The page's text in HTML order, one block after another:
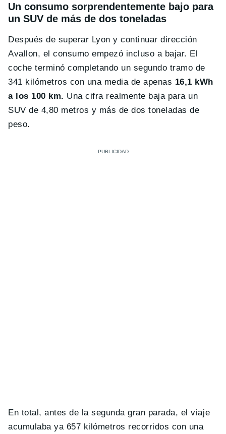
Un consumo sorprendentemente bajo para
un SUV de más de dos toneladas
Después de superar Lyon y continuar dirección
Avallon, el consumo empezó incluso a bajar. El
coche terminó completando un segundo tramo de
341 kilómetros con una media de apenas 16,1 kWh
a los 100 km. Una cifra realmente baja para un
SUV de 4,80 metros y más de dos toneladas de
peso.
En total, antes de la segunda gran parada, el viaje
acumulaba ya 657 kilómetros recorridos con una